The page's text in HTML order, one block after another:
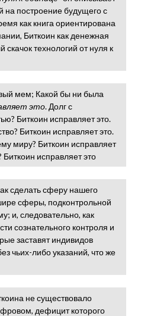
на построение будущего с
как книга ориентирована
Биткоин как денежная
технологий от нуля к
мем; Какой бы ни была
это. Долг с
Биткоин исправляет это.
Биткоин исправляет это.
миру? Биткоин исправляет
исправляет это
сделать сферу нашего
сферы, подконтрольной
и, следовательно, как
сознательного контроля и
заставят индивидов
чьих-либо указаний, что же
не существовало
дефицит которого